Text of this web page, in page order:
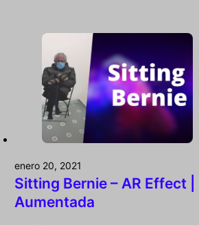
enero 20, 2021
Sitting Bernie – AR Effect |
Aumentada